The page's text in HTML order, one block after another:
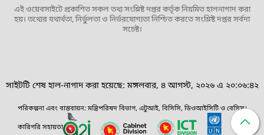
এই ওয়েবসাইটে প্রকাশিত সকল তথ্য সংশ্লিষ্ট দপ্তর কর্তৃক নিয়মিত হালনাগাদ করা
হয়। তথ্যের যথার্থতা, নির্ভুলতা ও নির্ভরযোগ্যতা নিশ্চিত করতে সংশ্লিষ্ট দপ্তর সর্বদা
সচেষ্ট।
সাইটটি শেষ হাল-নাগাদ করা হয়েছে: মঙ্গলবার, ৪ আগস্ট, ২০২৬ এ ২০:০৬:৪২
পরিকল্পনা এবং বাস্তবায়ন: মন্ত্রিপরিষদ বিভাগ, এটুআই, বিসিসি, ডিওআইসিটি ও বেসিস।
কারিগরি সহায়তা